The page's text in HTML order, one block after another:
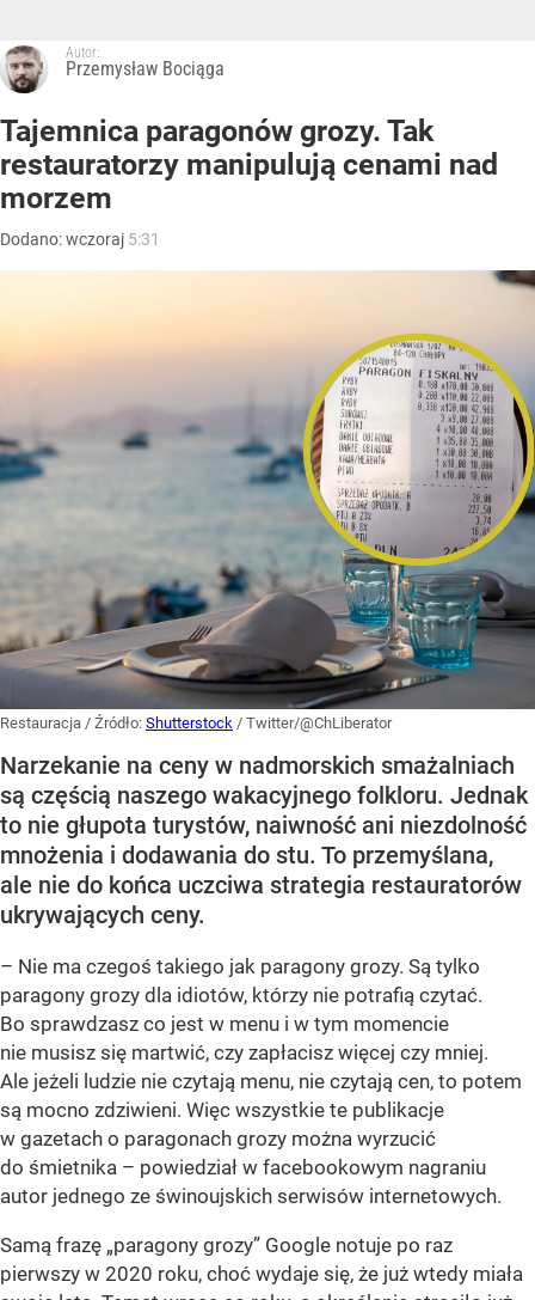
Autor:
Przemysław Bociąga
Tajemnica paragonów grozy. Tak
restauratorzy manipulują cenami nad
morzem
Dodano:wczoraj 5:31
Restauracja / Źródło: Shutterstock / Twitter/@ChLiberator
Narzekanie na ceny w nadmorskich smażalniach
są częścią naszego wakacyjnego folkloru. Jednak
to nie głupota turystów, naiwność ani niezdolność
mnożenia i dodawania do stu. To przemyślana,
ale nie do końca uczciwa strategia restauratorów
ukrywających ceny.
– Nie ma czegoś takiego jak paragony grozy. Są tylko
paragony grozy dla idiotów, którzy nie potrafią czytać.
Bo sprawdzasz co jest w menu i w tym momencie
nie musisz się martwić, czy zapłacisz więcej czy mniej.
Ale jeżeli ludzie nie czytają menu, nie czytają cen, to potem
są mocno zdziwieni. Więc wszystkie te publikacje
w gazetach o paragonach grozy można wyrzucić
do śmietnika – powiedział w facebookowym nagraniu
autor jednego ze świnoujskich serwisów internetowych.
Samą frazę „paragony grozy” Google notuje po raz
pierwszy w 2020 roku, choć wydaje się, że już wtedy miała